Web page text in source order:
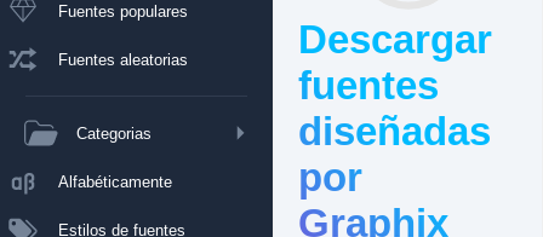
Fuentes populares
Fuentes aleatorias
Categorias
Alfabéticamente
Estilos de fuentes
Descargar
fuentes
diseñadas
por
Graphix